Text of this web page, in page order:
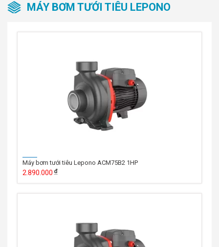
MÁY BƠM TƯỚI TIÊU LEPONO
Máy bơm tưới tiêu Lepono ACM75B2 1HP
2.890.000